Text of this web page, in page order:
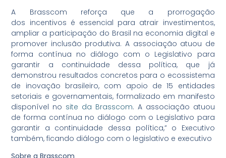
A Brasscom reforça que a prorrogação
dos incentivos é essencial para atrair investimentos,
ampliar a participação do Brasil na economia digital e
promover inclusão produtiva. A associação atuou de
forma contínua no diálogo com o Legislativo para
garantir a continuidade dessa política, que já
demonstrou resultados concretos para o ecossistema
de inovação brasileiro, com apoio de 15 entidades
setoriais e governamentais, formalizado em manifesto
disponível no site da Brasscom. A associação atuou
de forma contínua no diálogo com o Legislativo para
garantir a continuidade dessa política,” o Executivo
também, ficando diálogo com o legislativo e executivo
Sobre a Brasscom